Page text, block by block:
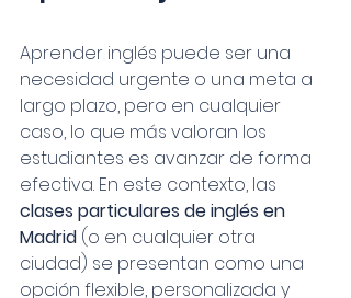
Aprender inglés puede ser una
necesidad urgente o una meta a
largo plazo, pero en cualquier
caso, lo que más valoran los
estudiantes es avanzar de forma
efectiva. En este contexto, las
clases particulares de inglés en
Madrid (o en cualquier otra
ciudad) se presentan como una
opción flexible, personalizada y